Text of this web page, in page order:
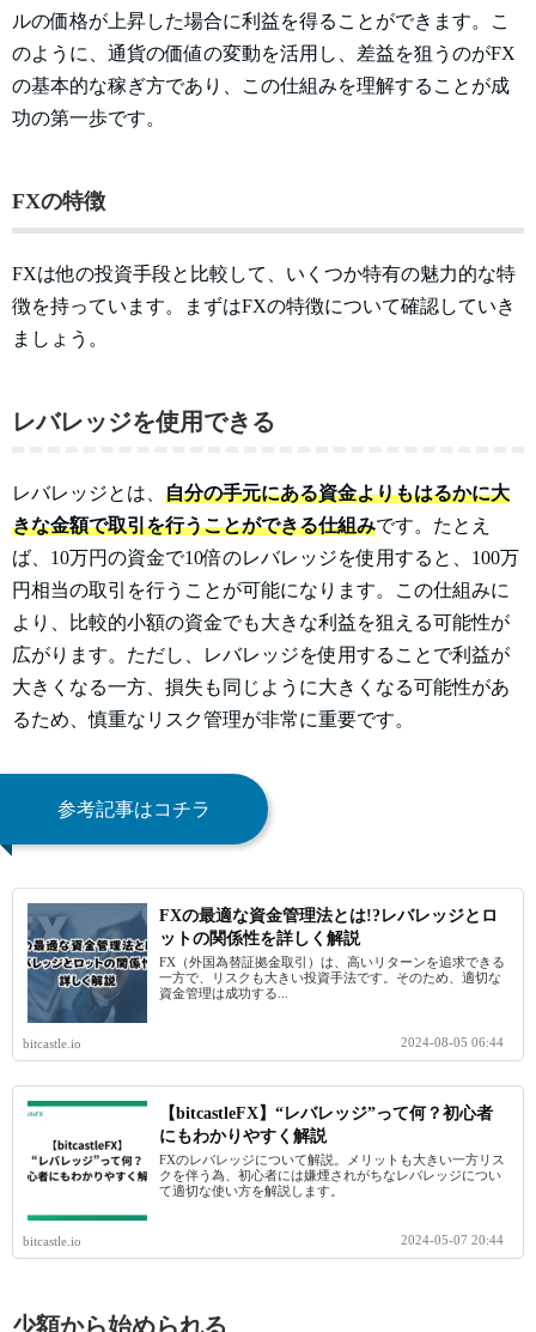
ルの価格が上昇した場合に利益を得ることができます。こ
のように、通貨の価値の変動を活用し、差益を狙うのがFX
の基本的な稼ぎ方であり、この仕組みを理解することが成
功の第一歩です。
FXの特徴
FXは他の投資手段と比較して、いくつか特有の魅力的な特
徴を持っています。まずはFXの特徴について確認していき
ましょう。
レバレッジを使用できる
レバレッジとは、 自分の手元にある資金よりもはるかに大
きな金額で取引を行うことができる仕組みです。たとえ
ば、10万円の資金で10倍のレバレッジを使用すると、100万
円相当の取引を行うことが可能になります。この仕組みに
より、比較的小額の資金でも大きな利益を狙える可能性が
広がります。ただし、レバレッジを使用することで利益が
大きくなる一方、損失も同じように大きくなる可能性があ
るため、慎重なリスク管理が非常に重要です。
参考記事はコチラ
FXの最適な資金管理法とは!?レバレッジとロ
ットの関係性を詳しく解説
FX（外国為替証拠金取引）は、高いリターンを追求できる
一方で、リスクも大きい投資手法です。そのため、適切な
資金管理は成功する...
bitcastle.io 2024-08-05 06:44
【bitcastleFX】“レバレッジ”って何？初心者
にもわかりやすく解説
FXのレバレッジについて解説。メリットも大きい一方リス
クを伴う為、初心者には嫌煙されがちなレバレッジについ
て適切な使い方を解説します。
bitcastle.io 2024-05-07 20:44
少額から始められる